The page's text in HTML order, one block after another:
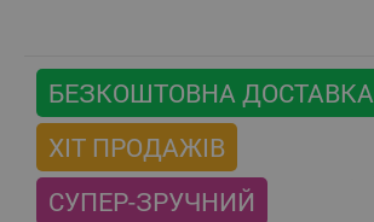
БЕЗКОШТОВНА ДОСТАВКА
ХІТ ПРОДАЖІВ
СУПЕР-ЗРУЧНИЙ